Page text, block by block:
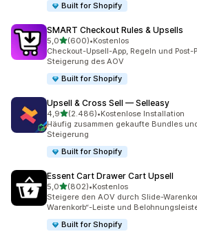
Built for Shopify
SMART Checkout Rules & Upsells
5,0von 5 Sternen
(600)
600 Rezensionen insgesamt
•Kostenlos
Checkout-Upsell-App, Regeln und
Steigerung des AOV
Built for Shopify
Upsell & Cross Sell — Selleasy
4,9von 5 Sternen
(2.486)
2486 Rezensionen insgesamt
•Kostenlose Installation
Häufig zusammen gekaufte Bundles
Steigerung
Built for Shopify
Essent Cart Drawer Cart Upsell
5,0von 5 Sternen
(802)
802 Rezensionen insgesamt
•Kostenlos
Steigere den AOV durch Slide-
Warenkorb“-Leiste und
Built for Shopify